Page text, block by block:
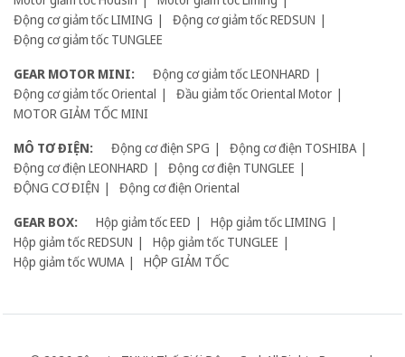
Động cơ giảm tốc LIMING
Động cơ giảm tốc REDSUN
Động cơ giảm tốc TUNGLEE
GEAR MOTOR MINI:
Động cơ giảm tốc LEONHARD
Động cơ giảm tốc Oriental
Đầu giảm tốc Oriental Motor
MOTOR GIẢM TỐC MINI
MÔ TƠ ĐIỆN:
Động cơ điện SPG
Động cơ điện TOSHIBA
Động cơ điện LEONHARD
Động cơ điện TUNGLEE
ĐỘNG CƠ ĐIỆN
Động cơ điện Oriental
GEAR BOX:
Hộp giảm tốc EED
Hộp giảm tốc LIMING
Hộp giảm tốc REDSUN
Hộp giảm tốc TUNGLEE
Hộp giảm tốc WUMA
HỘP GIẢM TỐC